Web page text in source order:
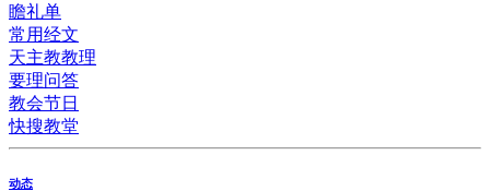
瞻礼单
常用经文
天主教教理
要理问答
教会节日
快搜教堂
动态